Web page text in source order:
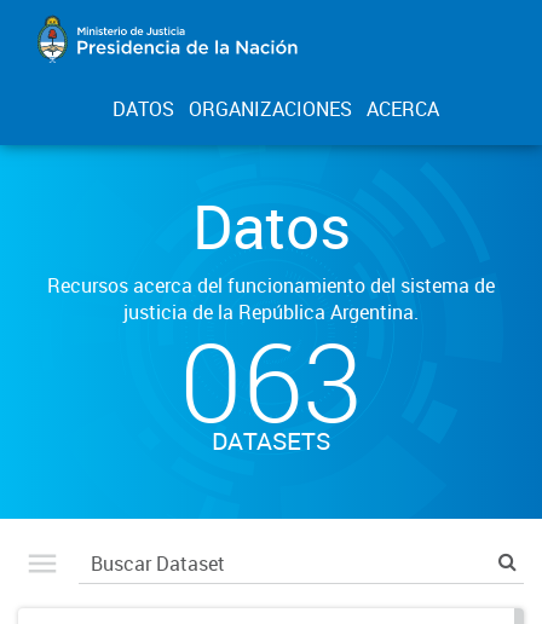
DATOS ORGANIZACIONES ACERCA
Datos
Recursos acerca del funcionamiento del sistema de
justicia de la República Argentina.
063
DATASETS